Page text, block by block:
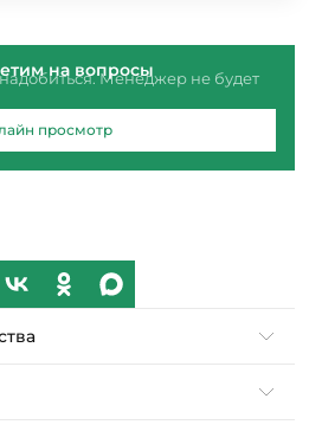
на вопросыМенеджер не будет
просмотр